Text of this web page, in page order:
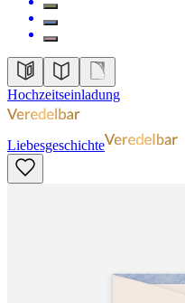
Hochzeitseinladung
Liebesgeschichte